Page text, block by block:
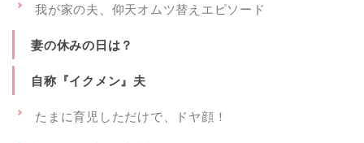
我が家の夫、仰天オムツ替えエピソード
妻の休みの日は？
自称『イクメン』夫
たまに育児しただけで、ドヤ顔！